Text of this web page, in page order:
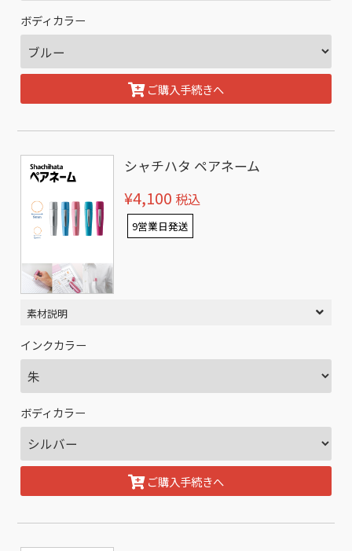
ボディカラー
ご購入手続きへ
シャチハタ ペアネーム
¥4,100 税込
9営業日発送
素材説明
インクカラー
ボディカラー
ご購入手続きへ